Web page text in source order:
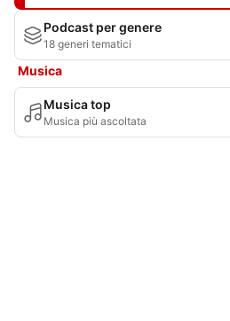
Podcast per genere
18 generi tematici
Musica
Musica top
Musica più ascoltata